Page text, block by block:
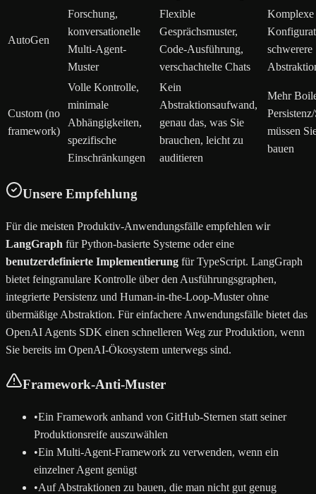
AutoGen
Forschung,
konversationelle
Multi-Agent-
Muster
Flexible
Gesprächsmuster,
Code-Ausführung,
verschachtelte Chats
Komplexe
schwerere
Custom (no
framework)
Volle Kontrolle,
minimale
Abhängigkeiten,
spezifische
Einschränkungen
Kein
Abstraktionsaufwand,
genau das, was Sie
brauchen, leicht zu
auditieren
Mehr
müssen
bauen
Unsere Empfehlung
Für die meisten Produktiv-Anwendungsfälle empfehlen wir
LangGraph für Python-basierte Systeme oder eine
benutzerdefinierte Implementierung für TypeScript. LangGraph
bietet feingranulare Kontrolle über den Ausführungsgraphen,
integrierte Persistenz und Human-in-the-Loop-Muster ohne
übermäßige Abstraktion. Für einfachere Anwendungsfälle bietet das
OpenAI Agents SDK einen schnelleren Weg zur Produktion, wenn
Sie bereits im OpenAI-Ökosystem unterwegs sind.
Framework-Anti-Muster
•Ein Framework anhand von GitHub-Sternen statt seiner
Produktionsreife auszuwählen
•Ein Multi-Agent-Framework zu verwenden, wenn ein
einzelner Agent genügt
•Auf Abstraktionen zu bauen, die man nicht gut genug